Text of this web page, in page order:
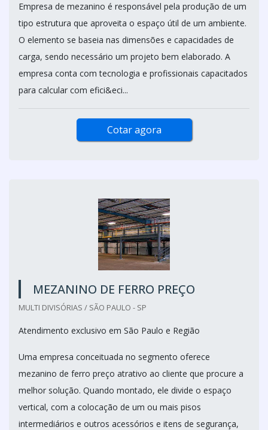
Empresa de mezanino é responsável pela produção de um
tipo estrutura que aproveita o espaço útil de um ambiente.
O elemento se baseia nas dimensões e capacidades de
carga, sendo necessário um projeto bem elaborado. A
empresa conta com tecnologia e profissionais capacitados
para calcular com efici&eci...
Cotar agora
MEZANINO DE FERRO PREÇO
MULTI DIVISÓRIAS / SÃO PAULO - SP
Atendimento exclusivo em São Paulo e Região
Uma empresa conceituada no segmento oferece
mezanino de ferro preço atrativo ao cliente que procure a
melhor solução. Quando montado, ele divide o espaço
vertical, com a colocação de um ou mais pisos
intermediários e outros acessórios e itens de segurança,